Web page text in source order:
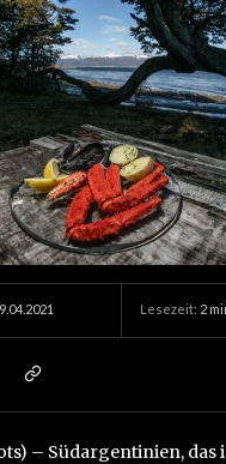
Lesezeit: 2
– Südargentinien, das